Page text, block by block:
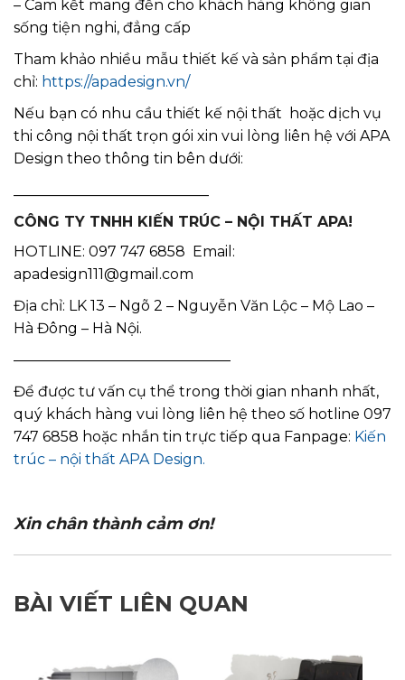
– Cam kết mang đến cho khách hàng không gian
sống tiện nghi, đẳng cấp
Tham khảo nhiều mẫu thiết kế và sản phẩm tại địa
chỉ: https://apadesign.vn/
Nếu bạn có nhu cầu thiết kế nội thất hoặc dịch vụ
thi công nội thất trọn gói xin vui lòng liên hệ với APA
Design theo thông tin bên dưới:
CÔNG TY TNHH KIẾN TRÚC – NỘI THẤT APA!
HOTLINE: 097 747 6858 Email:
apadesign111@gmail.com
Địa chỉ: LK 13 – Ngõ 2 – Nguyễn Văn Lộc – Mộ Lao –
Hà Đông – Hà Nội.
———————————————
Để được tư vấn cụ thể trong thời gian nhanh nhất,
quý khách hàng vui lòng liên hệ theo số hotline 097
747 6858 hoặc nhắn tin trực tiếp qua Fanpage: Kiến
trúc – nội thất APA Design.
Xin chân thành cảm ơn!
BÀI VIẾT LIÊN QUAN